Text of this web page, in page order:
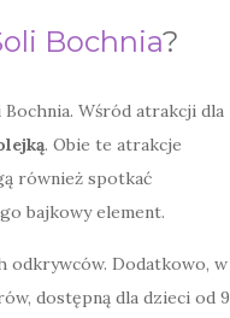
Bochnia?
Wśród atrakcji dla
. Obie te atrakcje
również spotkać
bajkowy element.
odkrywców. Dodatkowo, w
dostępną dla dzieci od 9